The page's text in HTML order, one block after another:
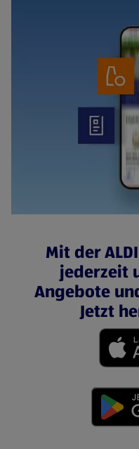
Mit der
jederzeit
Angebote
Jetzt